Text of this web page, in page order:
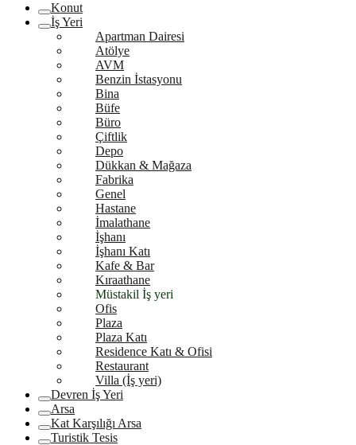
Konut
İş Yeri
Apartman Dairesi
Atölye
AVM
Benzin İstasyonu
Bina
Büfe
Büro
Çiftlik
Depo
Dükkan & Mağaza
Fabrika
Genel
Hastane
İmalathane
İşhanı
İşhanı Katı
Kafe & Bar
Kıraathane
Müstakil İş yeri
Ofis
Plaza
Plaza Katı
Residence Katı & Ofisi
Restaurant
Villa (İş yeri)
Devren İş Yeri
Arsa
Kat Karşılığı Arsa
Turistik Tesis